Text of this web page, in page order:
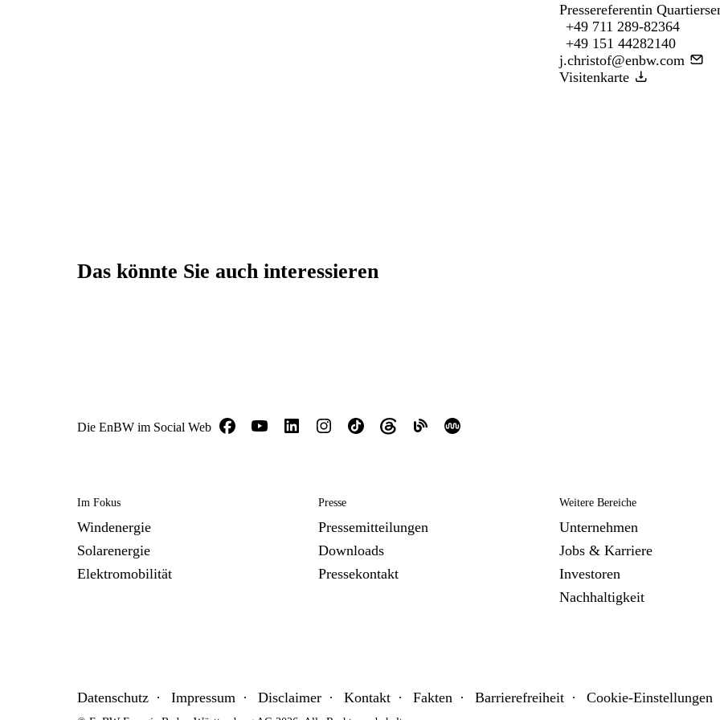
Pressereferentin
+49 711 289-82364
+49 151 44282140
j.christof@enbw.com
Visitenkarte
Das könnte Sie auch interessieren
Die EnBW im Social Web
Im Fokus
Windenergie
Solarenergie
Elektromobilität
Presse
Pressemitteilungen
Downloads
Pressekontakt
Weitere Bereiche
Unternehmen
Jobs & Karriere
Investoren
Nachhaltigkeit
Datenschutz Impressum Disclaimer Kontakt Fakten Barrierefreiheit Cookie-Einstellungen